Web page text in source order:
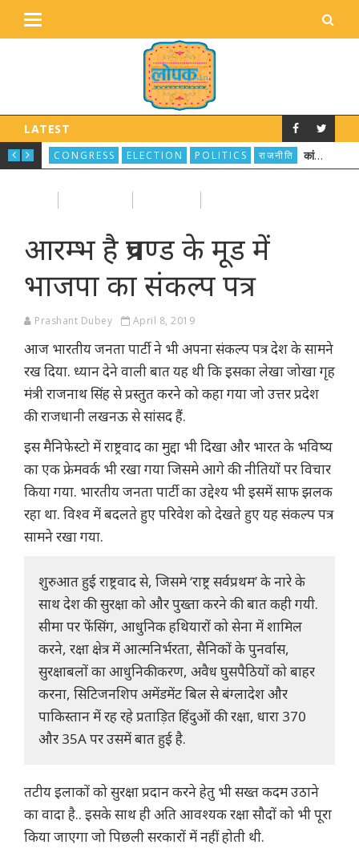
LATEST
DEFENSE FOREIGN AFFAIRS FOREIGN POLICY श्री
CONGRESS ELECTION POLITICS राजनीति कांग्रेस के ‘न्याय’ पर कोर्ट ने किया न्याय, कहा ”72000 रुपए सालाना का वादा रिश्वत जैसा”
आरम्भ है प्रचण्ड के मूड में
भाजपा का संकल्प पत्र
Prashant Dubey April 8, 2019
आज भारतीय जनता पार्टी ने भी अपना संकल्प पत्र देश के सामने
रख दिया. ध्यान देने वाली बात यह थी कि इसका लेखा जोखा गृह
मंत्री राजनाथ सिंह से प्रस्तुत करने को कहा गया जो उत्तर प्रदेश
की राजधानी लखनऊ से सांसद हैं.
इस मैनिफेस्टो में राष्ट्रवाद का मुद्दा भी दिखा और भारत के भविष्य
का एक फ्रेमवर्क भी रखा गया जिसमे आगे की नीतियों पर विचार
किया गया. भारतीय जनता पार्टी का उद्देश्य भी इसमें साफ झलक
रहा था. विश्व में बदलते हुए परिवेश को देखते हुए यह संकल्प पत्र
सामने रखा गया.
शुरुआत हुई राष्ट्रवाद से, जिसमे ‘राष्ट्र सर्वप्रथम’ के नारे के
साथ देश की सुरक्षा को और पुख्ता करने की बात कही गयी.
सीमा पर फेंसिंग, आधुनिक हथियारों को सेना में शामिल
करने, रक्षा क्षेत्र में आत्मनिर्भरता, सैनिकों के पुनर्वास,
सुरक्षाबलों का आधुनिकीकरण, अवैध घुसपैठियों को बाहर
करना, सिटिजनशिप अमेंडमेंट बिल से बंग्लादेश और
पाकिस्तान में रह रहे प्रताड़ित हिंदुओं की रक्षा, धारा 370
और 35A पर उसमें बात हुई है.
तटीय इलाकों को सुरक्षा प्रदान करने हेतु भी सख्त कदम उठाने
का वादा है.. इसके साथ ही अति आवश्यक रक्षा सौदों को भी पूरा
किया जाएगा जो पिछली सरकारों में नहीं होती थी.